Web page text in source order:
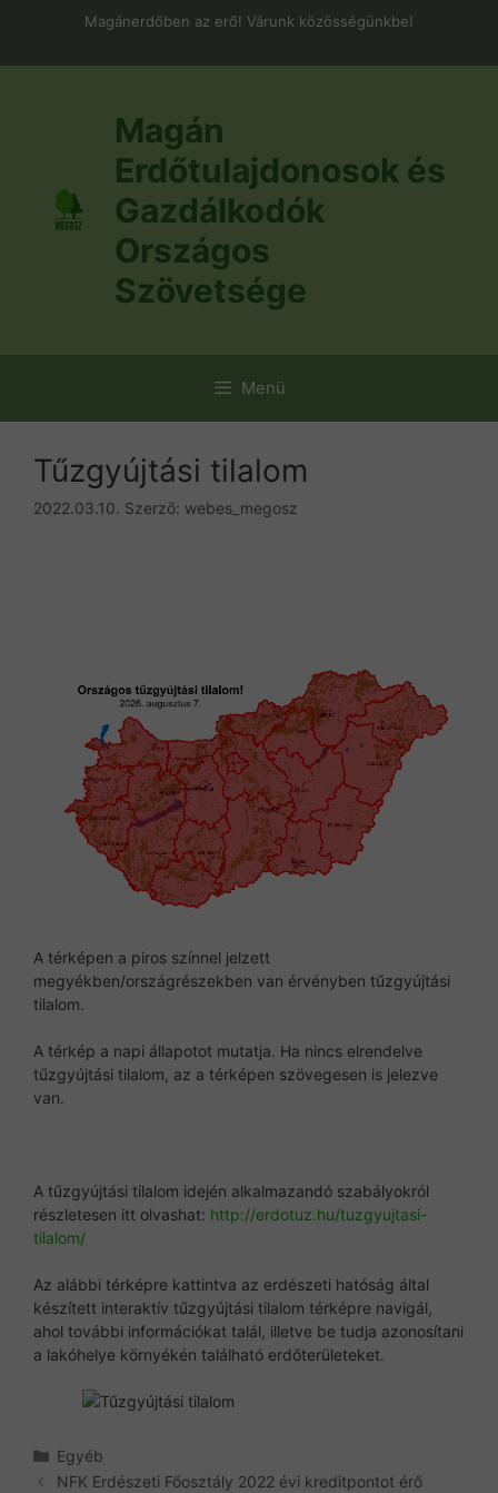
Magánerdőben az erő! Várunk közösségünkbe!
Magán
Erdőtulajdonosok és
Gazdálkodók
Országos
Szövetsége
Menü
Tűzgyújtási tilalom
2022.03.10. Szerző: webes_megosz
A térképen a piros színnel jelzett
megyékben/országrészekben van érvényben tűzgyújtási
tilalom.
A térkép a napi állapotot mutatja. Ha nincs elrendelve
tűzgyújtási tilalom, az a térképen szövegesen is jelezve
van.
A tűzgyújtási tilalom idején alkalmazandó szabályokról
részletesen itt olvashat: http://erdotuz.hu/tuzgyujtasi-
tilalom/
Az alábbi térképre kattintva az erdészeti hatóság által
készített interaktív tűzgyújtási tilalom térképre navigál,
ahol további információkat talál, illetve be tudja azonosítani
a lakóhelye környékén található erdőterületeket.
Kategória
Egyéb
NFK Erdészeti Főosztály 2022 évi kreditpontot érő